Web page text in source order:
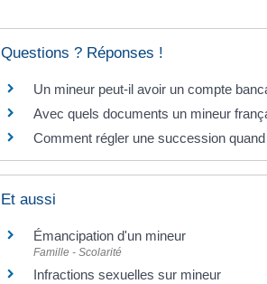
Questions ? Réponses !
Un mineur peut-il avoir un compte
Avec quels documents un mineur
Comment régler une succession
Et aussi
Émancipation d'un mineur
Famille - Scolarité
Infractions sexuelles sur mineur